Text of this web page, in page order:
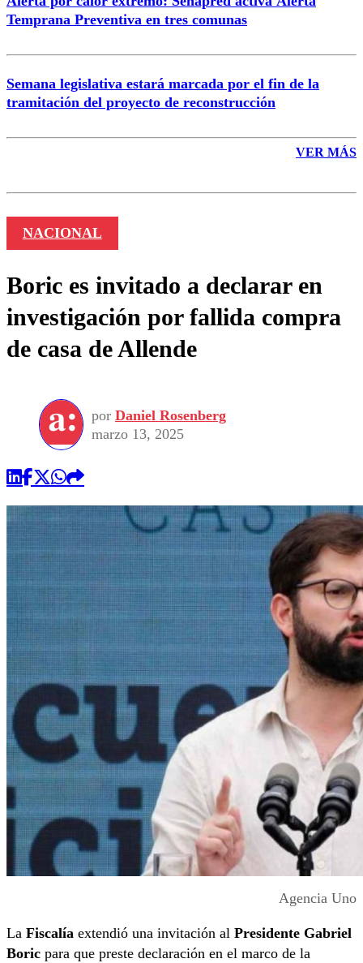
Temprana Preventiva en tres comunas
Semana legislativa estará marcada por el fin de la
tramitación del proyecto de reconstrucción
VER MÁS
NACIONAL
Boric es invitado a declarar en
investigación por fallida compra
de casa de Allende
por Daniel Rosenberg
marzo 13, 2025
Agencia Uno
La Fiscalía extendió una invitación al Presidente Gabriel
Boric para que preste declaración en el marco de la